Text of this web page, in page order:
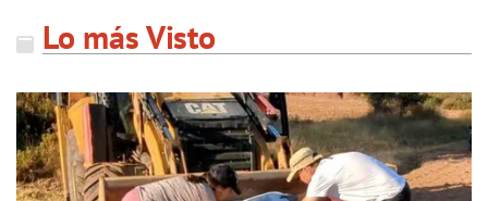
Lo más Visto